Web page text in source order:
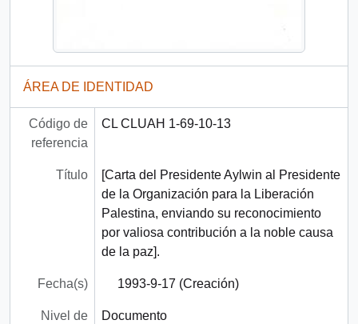
ÁREA DE IDENTIDAD
Código de
referencia
CL CLUAH 1-69-10-13
Título
[Carta del Presidente Aylwin al Presidente
de la Organización para la Liberación
Palestina, enviando su reconocimiento
por valiosa contribución a la noble causa
de la paz].
Fecha(s) 1993-9-17 (Creación)
Nivel de
Documento